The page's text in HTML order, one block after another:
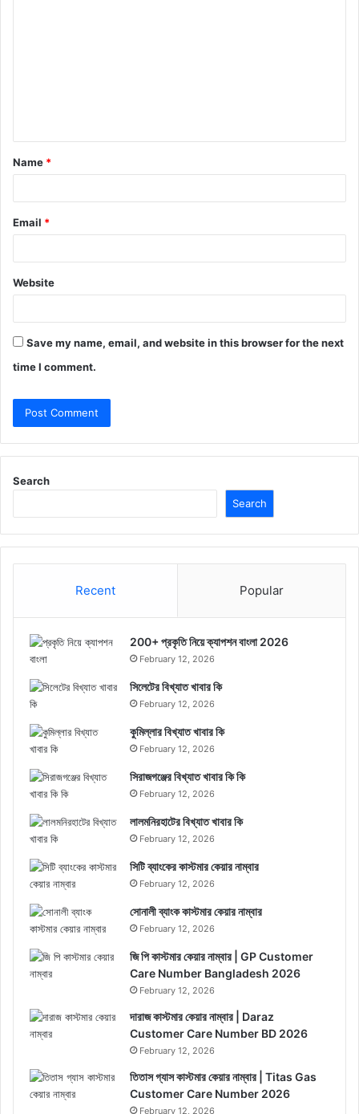
t
*
Name *
Email *
Website
Save my name, email, and website in this browser for the next
time I comment.
Search
Search
Recent Popular
200+ প্রকৃতি নিয়ে ক্যাপশন বাংলা 2026
February 12, 2026
সিলেটের বিখ্যাত খাবার কি
February 12, 2026
কুমিল্লার বিখ্যাত খাবার কি
February 12, 2026
সিরাজগঞ্জের বিখ্যাত খাবার কি কি
February 12, 2026
লালমনিরহাটের বিখ্যাত খাবার কি
February 12, 2026
সিটি ব্যাংকের কাস্টমার কেয়ার নাম্বার
February 12, 2026
সোনালী ব্যাংক কাস্টমার কেয়ার নাম্বার
February 12, 2026
জি পি কাস্টমার কেয়ার নাম্বার | GP Customer
Care Number Bangladesh 2026
February 12, 2026
দারাজ কাস্টমার কেয়ার নাম্বার | Daraz
Customer Care Number BD 2026
February 12, 2026
তিতাস গ্যাস কাস্টমার কেয়ার নাম্বার | Titas Gas
Customer Care Number 2026
February 12, 2026